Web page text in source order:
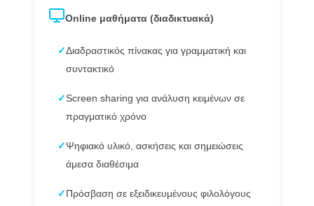
Online μαθήματα (διαδικτυακά)
✓Διαδραστικός πίνακας για γραμματική και
συντακτικό
✓ Screen sharing για ανάλυση κειμένων σε
πραγματικό χρόνο
✓ Ψηφιακό υλικό, ασκήσεις και σημειώσεις
άμεσα διαθέσιμα
✓ Πρόσβαση σε εξειδικευμένους φιλολόγους